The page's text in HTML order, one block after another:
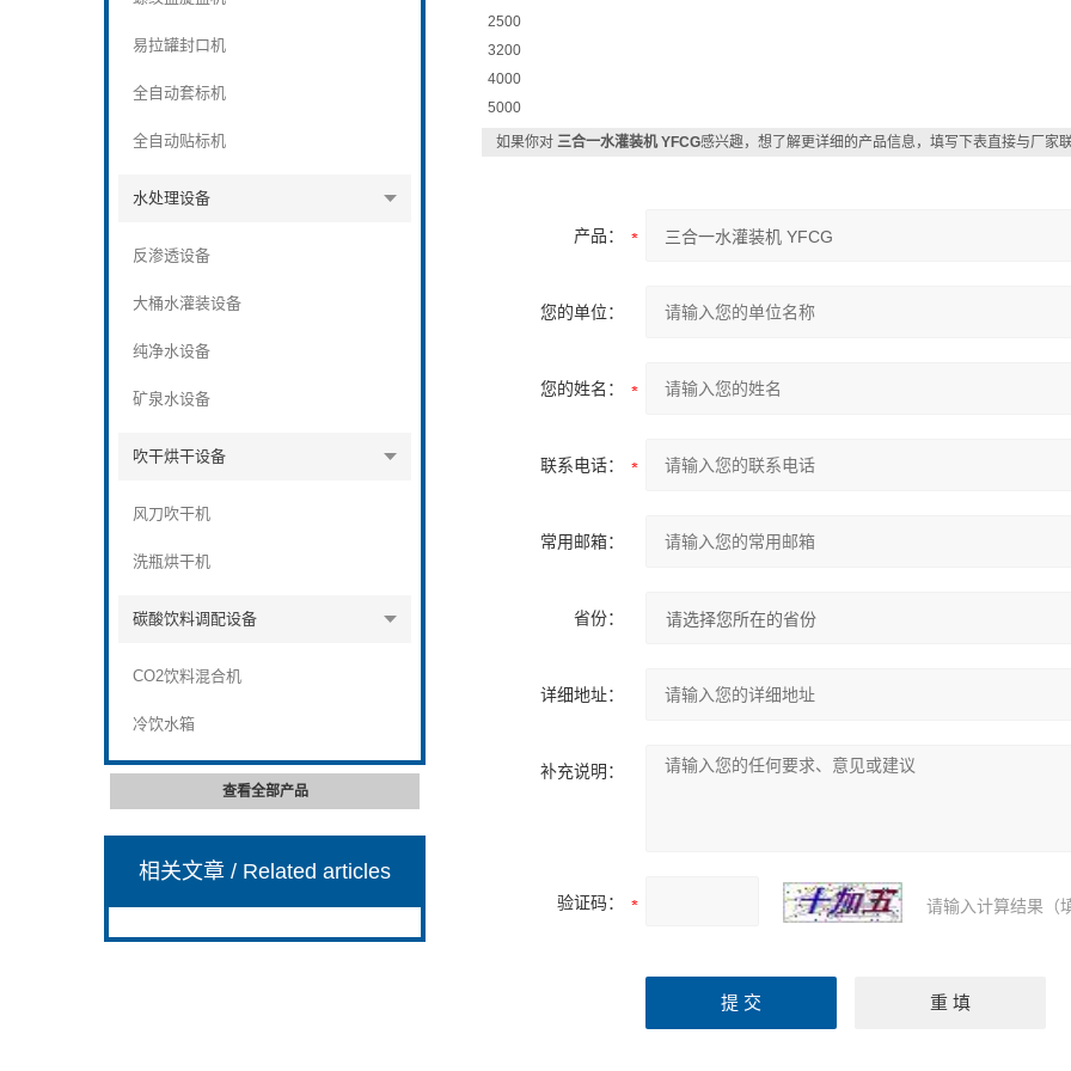
易拉罐封口机
全自动套标机
全自动贴标机
水处理设备
反渗透设备
大桶水灌装设备
纯净水设备
矿泉水设备
吹干烘干设备
风刀吹干机
洗瓶烘干机
碳酸饮料调配设备
CO2饮料混合机
冷饮水箱
查看全部产品
相关文章/ Related articles
2500
3200
4000
5000
如果你对 三合一水灌装机 YFCG感兴趣，想了解更详细的产品信息，填写下表直接与厂家
产品：
您的单位：
您的姓名：
联系电话：
常用邮箱：
省份：
详细地址：
补充说明：
验证码： 请输入计算结果（